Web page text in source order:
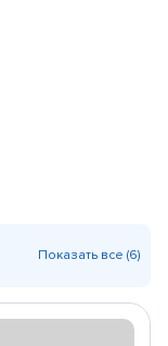
Показать все (6)